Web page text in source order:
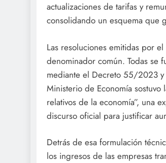
actualizaciones de tarifas y
consolidando un esquema que
Las resoluciones emitidas por
denominador común. Todas se
mediante el Decreto 55/2023
Ministerio de Economía
relativos de la economía”, una
discurso oficial para justificar
Detrás de esa formulación
los ingresos de las empresas